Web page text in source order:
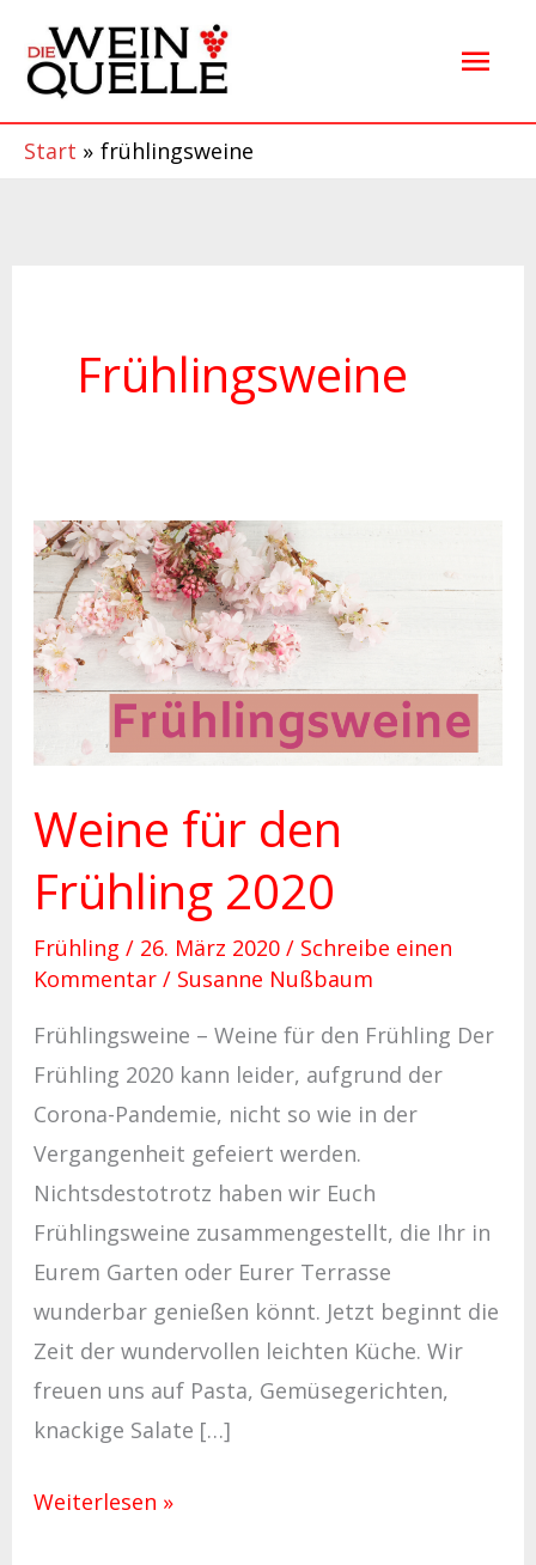
Inhalt
springen
Start frühlingsweine
Frühlingsweine
Weine für den
Frühling 2020
Frühling / 26. März 2020 / Schreibe einen
Kommentar / Susanne Nußbaum
Frühlingsweine – Weine für den Frühling Der
Frühling 2020 kann leider, aufgrund der
Corona-Pandemie, nicht so wie in der
Vergangenheit gefeiert werden.
Nichtsdestotrotz haben wir Euch
Frühlingsweine zusammengestellt, die Ihr in
Eurem Garten oder Eurer Terrasse
wunderbar genießen könnt. Jetzt beginnt die
Zeit der wundervollen leichten Küche. Wir
freuen uns auf Pasta, Gemüsegerichten,
knackige Salate […]
Weine
für
den
Frühling
2020
Weiterlesen »